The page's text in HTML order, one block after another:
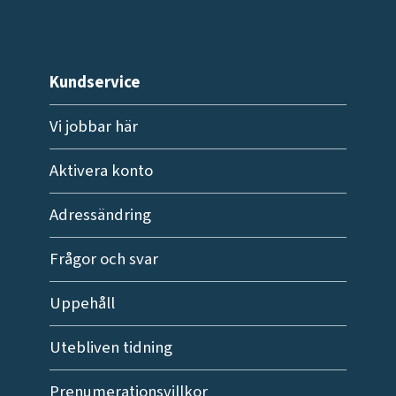
Kundservice
Vi jobbar här
Aktivera konto
Adressändring
Frågor och svar
Uppehåll
Utebliven tidning